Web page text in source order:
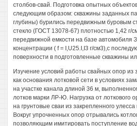
столбов-свай. Подготовка опытных
следующим образом: скважины заданных
глубины) бурились передвижным буровым
стекло (ГОСТ 13078-67) плотностью 1,42 г/
передвижной емкости на базе автомобиля
концентрации ( f = I,U25.I,I3 г/см3),с
поверхности в подготовленные скважины
Изучение условий работы свайных опор из
как основания лотковой сети в условиях
на участке канала длиной 36 м,
лотков марки ЛР-Ю. Нагрузка от лоткового
на грунтовые сваи из закрепленного
Вокруг упрочненных опор отрывались
позволяющим имитировать поступление